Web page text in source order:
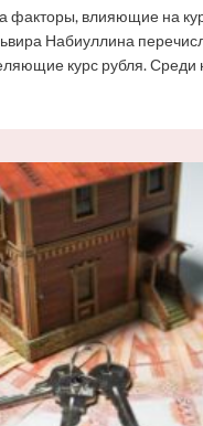
факторы, влияющие на
Набиуллина
курс рубля. Среди